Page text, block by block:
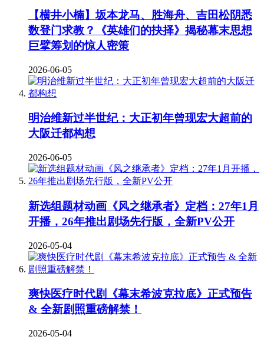
【横井小楠】坂本龙马、胜海舟、吉田松阴悉
数登门求教？《英雄们的抉择》揭秘幕末思想
巨擘筹划的惊人密策
2026-06-05
明治维新过半世纪：大正初年曾现宏大超前的
大阪迁都构想
2026-06-05
新选组题材动画《风之继承者》定档：27年1月
开播，26年推出剧场先行版，全新PV公开
2026-05-04
爽快医疗时代剧《幕末希波克拉底》正式预告
& 全新剧照重磅解禁！
2026-05-04